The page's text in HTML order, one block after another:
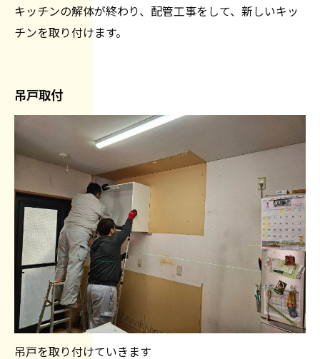
キッチンの解体が終わり、配管工事をして、新しいキッ
チンを取り付けます。
吊戸取付
吊戸を取り付けていきます